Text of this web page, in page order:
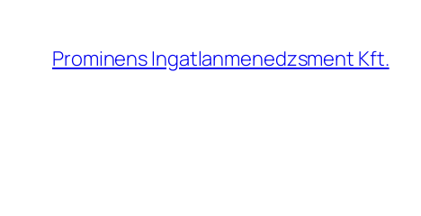
tartalomhoz
Prominens Ingatlanmenedzsment Kft.